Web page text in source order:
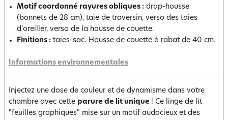
Motif coordonné rayures obliques : drap-housse
(bonnets de 28 cm), taie de traversin, verso des taies
d'oreiller, verso de la housse de couette.
Finitions : taies-sac. Housse de couette à rabat de 40 cm.
Informations environnementales
Injectez une dose de couleur et de dynamisme dans votre
chambre avec cette parure de lit unique ! Ce linge de lit
"feuilles graphiques" mise sur un motif audacieux et des